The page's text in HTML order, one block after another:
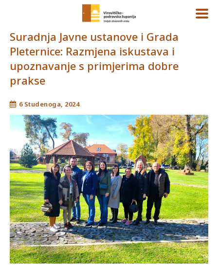
Suradnja Javne ustanove i Grada
Pleternice: Razmjena iskustava i
upoznavanje s primjerima dobre
prakse
6 Studenoga, 2024